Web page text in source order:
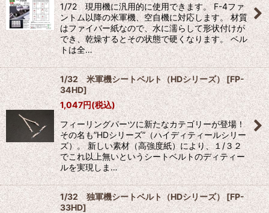
1/72 現用機に汎用的に使用できます。 F-4ファ
ントム以降の米軍機、空自機に対応します。 材質
はファイバー紙なので、水に濡らして形状付けが
でき、乾燥するとその状態で硬くなります。 ベル
トは全…
1/32 米軍機シートベルト（HDシリーズ） [FP-
34HD]
1,047円(税込)
フィーリングパーツに新たなカテゴリーが登場！
その名も”HDシリーズ”（ハイディティールシリー
ズ）。 新しい素材（高強度紙）により、１/３２
でこれ以上無いというシートベルトのディティー
ルを実現しま…
1/32 独軍機シートベルト（HDシリーズ）[FP-
33HD]